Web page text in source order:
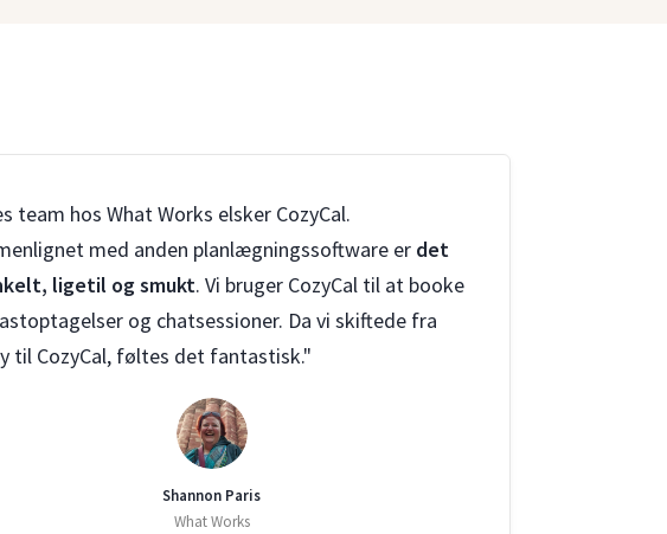
team hos What Works elsker CozyCal.
med anden planlægningssoftware er det
ligetil og smukt. Vi bruger CozyCal til at booke
og chatsessioner. Da vi skiftede fra
til CozyCal, føltes det fantastisk."
Shannon Paris
What Works